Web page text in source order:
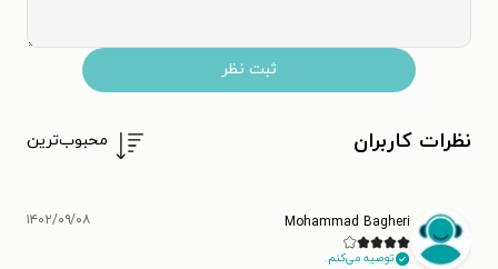
ثبت نظر
نظرات کاربران محبوب‌ترین
Mohammad Bagheri
توصیه می‌کنم.
۱۴۰۲/۰۹/۰۸